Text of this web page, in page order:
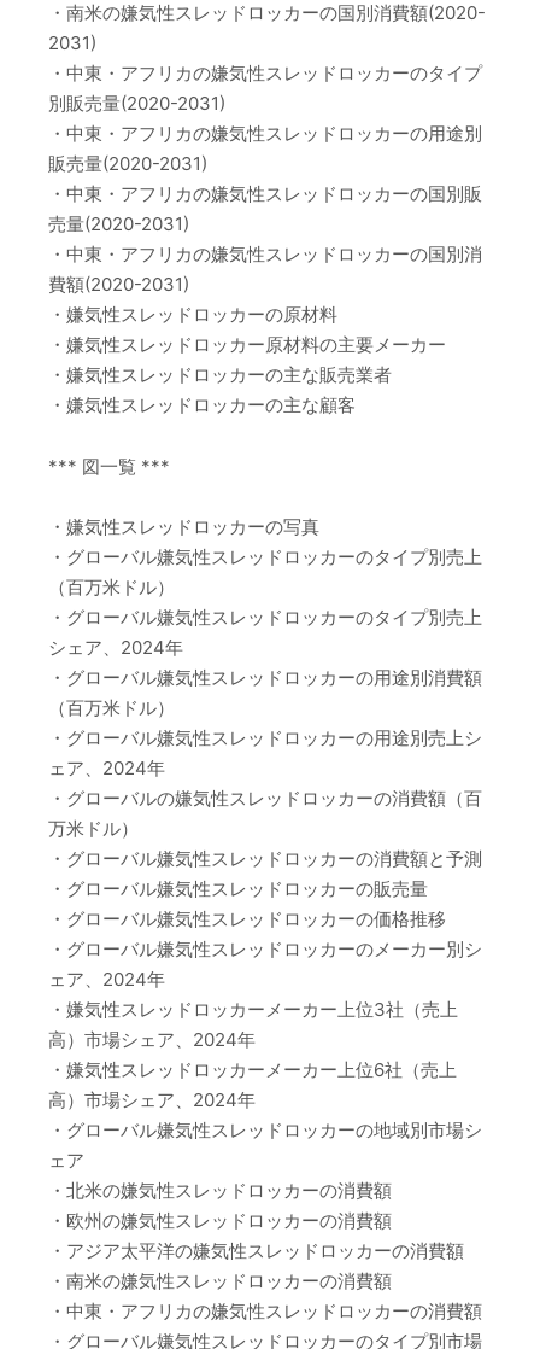
・南米の嫌気性スレッドロッカーの国別消費額(2020-
2031)
・中東・アフリカの嫌気性スレッドロッカーのタイプ
別販売量(2020-2031)
・中東・アフリカの嫌気性スレッドロッカーの用途別
販売量(2020-2031)
・中東・アフリカの嫌気性スレッドロッカーの国別販
売量(2020-2031)
・中東・アフリカの嫌気性スレッドロッカーの国別消
費額(2020-2031)
・嫌気性スレッドロッカーの原材料
・嫌気性スレッドロッカー原材料の主要メーカー
・嫌気性スレッドロッカーの主な販売業者
・嫌気性スレッドロッカーの主な顧客
*** 図一覧 ***
・嫌気性スレッドロッカーの写真
・グローバル嫌気性スレッドロッカーのタイプ別売上
（百万米ドル）
・グローバル嫌気性スレッドロッカーのタイプ別売上
シェア、2024年
・グローバル嫌気性スレッドロッカーの用途別消費額
（百万米ドル）
・グローバル嫌気性スレッドロッカーの用途別売上シ
ェア、2024年
・グローバルの嫌気性スレッドロッカーの消費額（百
万米ドル）
・グローバル嫌気性スレッドロッカーの消費額と予測
・グローバル嫌気性スレッドロッカーの販売量
・グローバル嫌気性スレッドロッカーの価格推移
・グローバル嫌気性スレッドロッカーのメーカー別シ
ェア、2024年
・嫌気性スレッドロッカーメーカー上位3社（売上
高）市場シェア、2024年
・嫌気性スレッドロッカーメーカー上位6社（売上
高）市場シェア、2024年
・グローバル嫌気性スレッドロッカーの地域別市場シ
ェア
・北米の嫌気性スレッドロッカーの消費額
・欧州の嫌気性スレッドロッカーの消費額
・アジア太平洋の嫌気性スレッドロッカーの消費額
・南米の嫌気性スレッドロッカーの消費額
・中東・アフリカの嫌気性スレッドロッカーの消費額
・グローバル嫌気性スレッドロッカーのタイプ別市場